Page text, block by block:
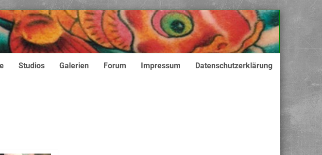
Studios Galerien Forum Impressum Datenschutzerklärung